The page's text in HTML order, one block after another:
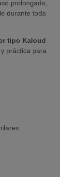
prolongado,
durante toda
tipo Kaloud
práctica para